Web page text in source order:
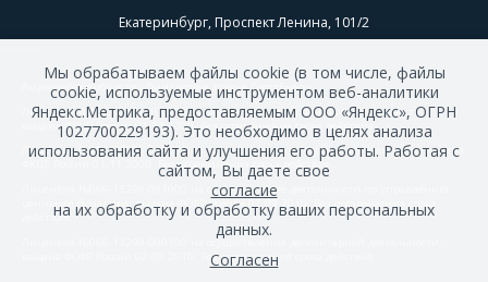
Мы обрабатываем файлы cookie (в том числе, файлы
cookie, используемые инструментом веб-аналитики
Яндекс.Метрика, предоставляемым ООО «Яндекс», ОГРН
1027700229193). Это необходимо в целях анализа
использования сайта и улучшения его работы. Работая с
сайтом, Вы даете свое
согласие
на их обработку и обработку ваших персональных
данных.
Согласен
Екатеринбург, Проспект Ленина, 101/2
Акционерное общество Финансовое ателье ГроттБьерн.
Лицензия №166-02672-100000 на осуществление брокерской деятельности,
выдана ФКЦБ России 01.11.2000. Без ограничения срока действия.
Лицензия №166-02695-010000 на осуществление дилерской деятельности, выдана
ФКЦБ России 01.11.2000. Без ограничения срока действия.
на осуществление деятельности по управлению
ценными бумагами, выдана ФСФР России 02.09.2010. Без ограничения срока
действия.
на осуществление депозитарной деятельности,
выдана ФСФР России 02.09.2010. Без ограничения срока действия.